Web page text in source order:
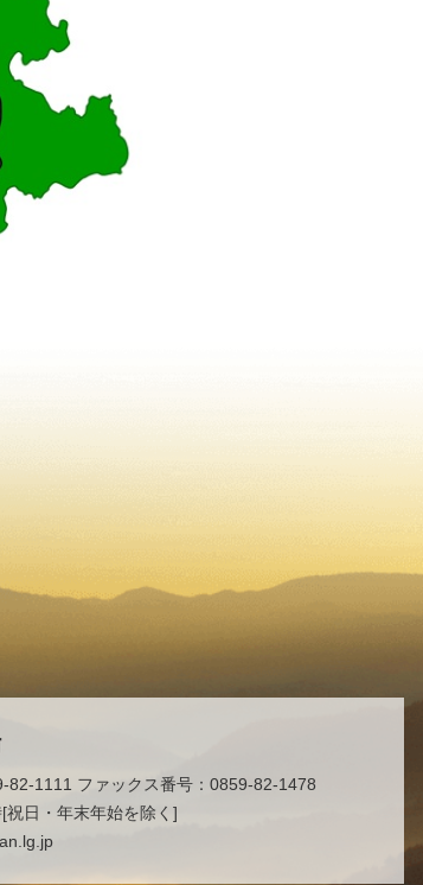
82-1111 ファックス番号：0859-82-1478
日・年末年始を除く]